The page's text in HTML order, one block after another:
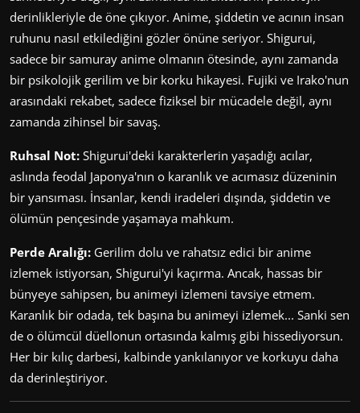
derinlikleriyle de öne çıkıyor. Anime, şiddetin ve acının insan
ruhunu nasıl etkilediğini gözler önüne seriyor. Shigurui,
sadece bir samuray anime olmanın ötesinde, aynı zamanda
bir psikolojik gerilim ve bir korku hikayesi. Fujiki ve Irako'nun
arasındaki rekabet, sadece fiziksel bir mücadele değil, aynı
zamanda zihinsel bir savaş.
Ruhsal Not: Shigurui'deki karakterlerin yaşadığı acılar,
aslında feodal Japonya'nın o karanlık ve acımasız düzeninin
bir yansıması. İnsanlar, kendi iradeleri dışında, şiddetin ve
ölümün pençesinde yaşamaya mahkum.
Perde Aralığı: Gerilim dolu ve rahatsız edici bir anime
izlemek istiyorsan, Shigurui'yi kaçırma. Ancak, hassas bir
bünyeye sahipsen, bu animeyi izlemeni tavsiye etmem.
Karanlık bir odada, tek başına bu animeyi izlemek... Sanki sen
de o ölümcül düellonun ortasında kalmış gibi hissediyorsun.
Her bir kılıç darbesi, kalbinde yankılanıyor ve korkuyu daha
da derinleştiriyor.